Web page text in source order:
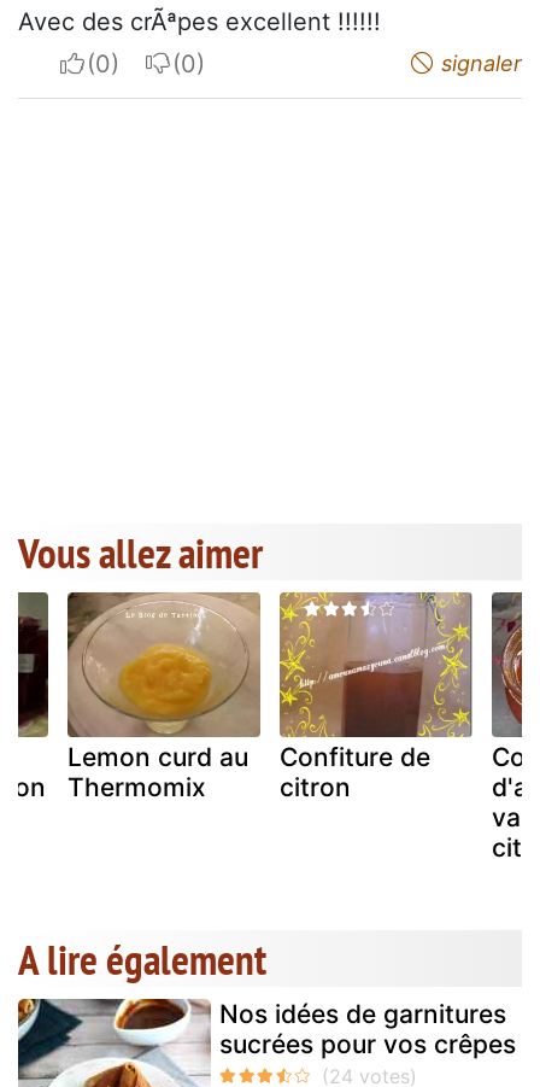
Avec des crÃªpes excellent !!!!!!
I apreciateI do not appreciate signaler
Vous allez aimer
Lemon curd au
Thermomix
Confiture de
citron
A lire également
Nos idées de garnitures
sucrées pour vos crêpes